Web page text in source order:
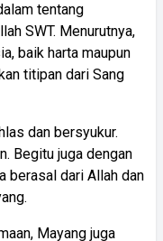
tentang
SWT. Menurutnya,
baik harta maupun
titipan dari Sang
dan bersyukur.
Begitu juga dengan
berasal dari Allah dan
Mayang juga